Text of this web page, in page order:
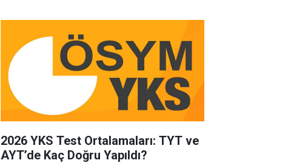
2026 YKS Test Ortalamaları: TYT ve
AYT’de Kaç Doğru Yapıldı?